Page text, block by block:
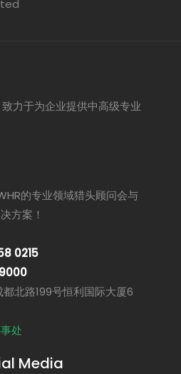
力于为企业提供中高级专业
的专业领域猎头顾问会与
方案！
0215
北路199号恒利国际大厦6
处
Media